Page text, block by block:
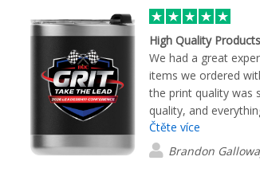
High Quality Products
We had a great
items we ordered
the print quality was
quality, and
was especially
easy to work with,
communication and
Čtěte více
Brandon